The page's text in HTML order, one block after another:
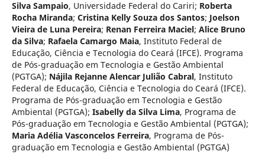
Silva Sampaio, Universidade Federal do Cariri; Roberta
Rocha Miranda; Cristina Kelly Souza dos Santos; Joelson
Vieira de Luna Pereira; Renan Ferreira Maciel; Alice Bruno
da Silva; Rafaela Camargo Maia, Instituto Federal de
Educação, Ciência e Tecnologia do Ceará (IFCE). Programa
de Pós-graduação em Tecnologia e Gestão Ambiental
(PGTGA); Nájila Rejanne Alencar Julião Cabral, Instituto
Federal de Educação, Ciência e Tecnologia do Ceará (IFCE).
Programa de Pós-graduação em Tecnologia e Gestão
Ambiental (PGTGA); Isabelly da Silva Lima, Programa de
Pós-graduação em Tecnologia e Gestão Ambiental (PGTGA);
Maria Adélia Vasconcelos Ferreira, Programa de Pós-
graduação em Tecnologia e Gestão Ambiental (PGTGA)